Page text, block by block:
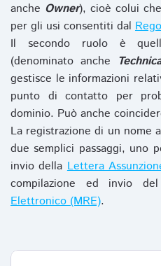
anche Owner), cioè colui
per gli usi consentiti dal
Il secondo ruolo è
(denominato anche
gestisce le informazioni
punto di contatto per
dominio. Può anche
La registrazione di un nome
due semplici passaggi, uno
invio dellaLettera
compilazione ed invio del
Elettronico (MRE).